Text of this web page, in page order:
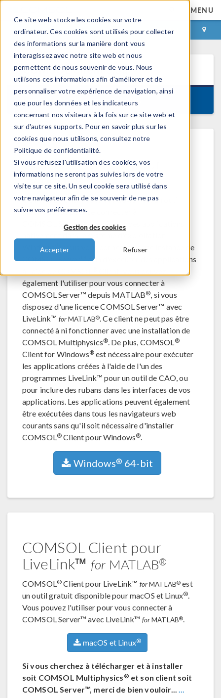
Ce site web stocke les cookies sur votre
ordinateur. Ces cookies sont utilisés pour collecter
des informations sur la manière dont vous
interagissez avec notre site web et nous
permettent de nous souvenir de vous. Nous
utilisons ces informations afin d'améliorer et de
personnaliser votre expérience de navigation, ainsi
que pour les données et les indicateurs
concernant nos visiteurs à la fois sur ce site web et
sur d'autres supports. Pour en savoir plus sur les
cookies que nous utilisons, consultez notre
Politique de confidentialité.
Si vous refusez l'utilisation des cookies, vos
informations ne seront pas suivies lors de votre
visite sur ce site. Un seul cookie sera utilisé dans
votre navigateur afin de se souvenir de ne pas
suivre vos préférences.
Gestion des cookies
Accepter Refuser
MENU
CONNEXION CONTACT
COMSOL Client5.3a
Version 5.3.1.348, August 14, 2018
COMSOL Client pour
Windows®
COMSOL®Client pour Windows®est un outil
gratuit utilisé pour se connecter à
COMSOL Server™ et exécuter des applications
Windows . Vous vous connectez à une instance de
COMSOL Server™ afin d'exécuter des applications
également l'utiliser pour vous connecter à
COMSOL Server™ depuis MATLAB®, si vous
disposez d'une licence COMSOL Server™ avec
LiveLink™ forMATLAB®. Ce client ne peut pas être
connecté à ni fonctionner avec une installation de
COMSOL Multiphysics®. De plus, COMSOL®
Client for Windows®est nécessaire pour exécuter
les applications créées à l'aide de l'un des
programmes LiveLink™ pour un outil de CAO, ou
pour inclure des rubans dans les interfaces de vos
applications. Les applications peuvent également
être exécutées dans tous les navigateurs web
courants sans qu'il soit nécessaire d'installer
COMSOL® Client pour Windows®.
Windows® 64-bit
COMSOL Client pour
LiveLink™ forMATLAB®
COMSOL® Client pour LiveLink™ forMATLAB® est
un outil gratuit disponible pour macOS et Linux®.
Vous pouvez l'utiliser pour vous connecter à
COMSOL Server™ avec LiveLink™ forMATLAB®.
macOS et Linux®
Si vous cherchez à télécharger et à installer
soit COMSOL Multiphysics ® et son client soit
COMSOL Server™, merci de bien vouloir......